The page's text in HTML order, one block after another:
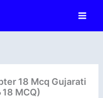
18 Mcq Gujarati
18 MCQ)